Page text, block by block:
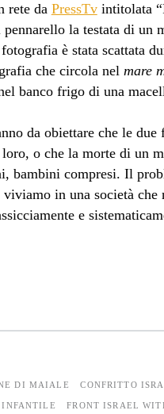
rete da PressTvintitolata
la testata di un
è stata scattata
che circola nel mare
banco frigo di una
da obiettare che le
o che la morte di un
bambini compresi. Il
viviamo in una società
e
DI MAIALE CONFRITTO
INFANTILE FRONT ISRAEL